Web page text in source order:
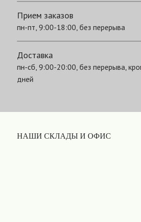
Прием заказов
пн-пт, 9:00-18:00, без перерыва
Доставка
пн-сб, 9:00-20:00, без перерыва,
дней
НАШИ СКЛАДЫ И ОФИС